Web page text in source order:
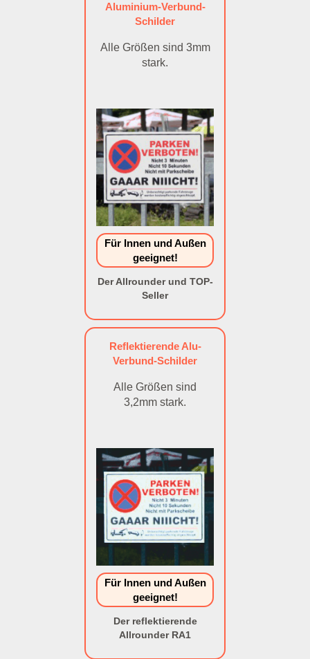
Aluminium-Verbund-
Schilder
Alle Größen sind 3mm
stark.
Für Innen und Außen
geeignet!
Der Allrounder und TOP-
Seller
Reflektierende Alu-
Verbund-Schilder
Alle Größen sind
3,2mm stark.
Für Innen und Außen
geeignet!
Der reflektierende
Allrounder RA1